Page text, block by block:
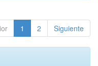
1 2 Siguiente